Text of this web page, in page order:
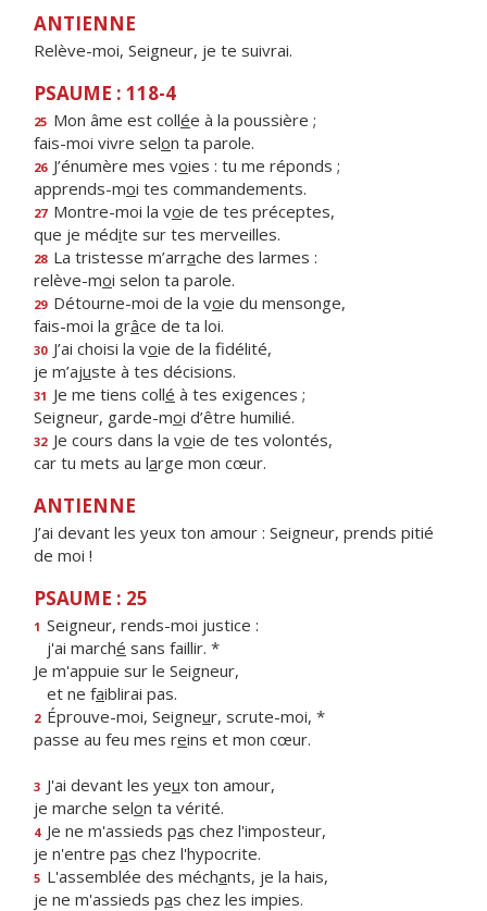
ANTIENNE
Relève-moi, Seigneur, je te suivrai.
PSAUME : 118-4
25 Mon âme est collée à la poussière ;
fais-moi vivre selon ta parole.
26 J’énumère mes voies : tu me réponds ;
apprends-moi tes commandements.
27 Montre-moi la voie de tes préceptes,
que je médite sur tes merveilles.
28 La tristesse m’arrache des larmes :
relève-moi selon ta parole.
29 Détourne-moi de la voie du mensonge,
fais-moi la grâce de ta loi.
30 J’ai choisi la voie de la fidélité,
je m’ajuste à tes décisions.
31 Je me tiens collé à tes exigences ;
Seigneur, garde-moi d’être humilié.
32 Je cours dans la voie de tes volontés,
car tu mets au large mon cœur.
ANTIENNE
J’ai devant les yeux ton amour : Seigneur, prends pitié
de moi !
PSAUME : 25
1 Seigneur, rends-moi justice :
j'ai marché sans faillir. *
Je m'appuie sur le Seigneur,
et ne faiblirai pas.
2 Éprouve-moi, Seigneur, scrute-moi, *
passe au feu mes reins et mon cœur.
3 J'ai devant les yeux ton amour,
je marche selon ta vérité.
4 Je ne m'assieds pas chez l'imposteur,
je n'entre pas chez l'hypocrite.
5 L'assemblée des méchants, je la hais,
je ne m'assieds pas chez les impies.